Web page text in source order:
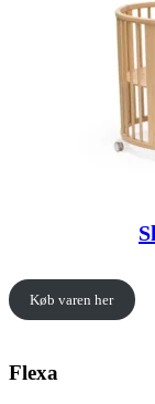
Køb varen her
Flexa